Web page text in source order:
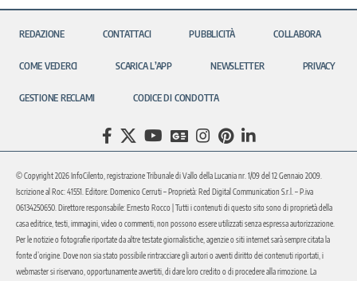
REDAZIONE CONTATTACI PUBBLICITÀ COLLABORA
COME VEDERCI SCARICA L’APP NEWSLETTER PRIVACY
GESTIONE RECLAMI CODICE DI CONDOTTA
© Copyright 2026 InfoCilento, registrazione Tribunale di Vallo della Lucania nr. 1/09 del 12 Gennaio 2009.
Iscrizione al Roc: 41551. Editore: Domenico Cerruti – Proprietà: Red Digital Communication S.r.l. – P.iva
06134250650. Direttore responsabile: Ernesto Rocco | Tutti i contenuti di questo sito sono di proprietà della
casa editrice, testi, immagini, video o commenti, non possono essere utilizzati senza espressa autorizzazione.
Per le notizie o fotografie riportate da altre testate giornalistiche, agenzie o siti internet sarà sempre citata la
fonte d’origine. Dove non sia stato possibile rintracciare gli autori o aventi diritto dei contenuti riportati, i
webmaster si riservano, opportunamente avvertiti, di dare loro credito o di procedere alla rimozione. La